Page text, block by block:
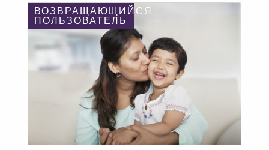
ВОЗВРАЩАЮЩИЙСЯ
ПОЛЬЗОВАТЕЛЬ